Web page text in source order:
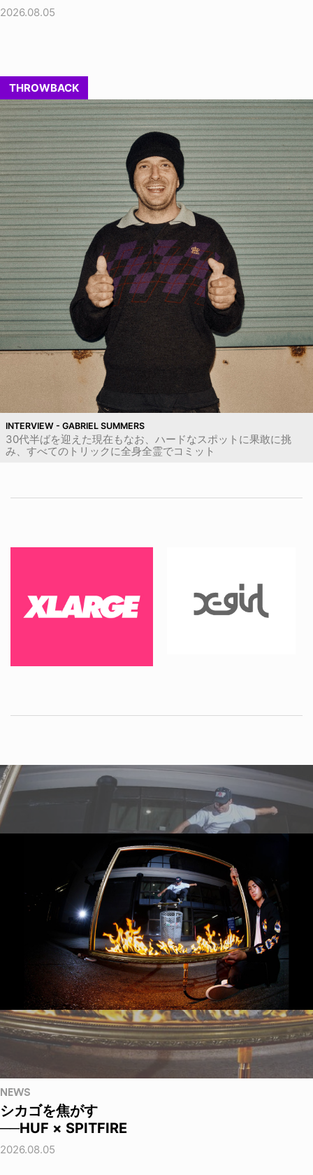
2026.08.05
THROWBACK
INTERVIEW - GABRIEL SUMMERS
30代半ばを迎えた現在もなお、ハードなスポットに果敢に挑
み、すべてのトリックに全身全霊でコミット
NEWS
シカゴを焦がす
──HUF × SPITFIRE
2026.08.05